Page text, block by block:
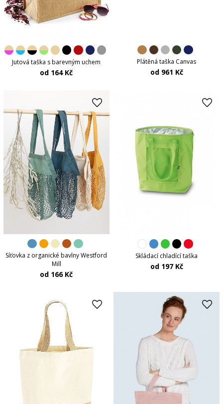
Jutová taška s barevným uchem
od 164 Kč
Plátěná taška Canvas
od 961 Kč
Síťovka z organické bavlny Westford
Mill
od 166 Kč
Skládací chladící taška
od 197 Kč